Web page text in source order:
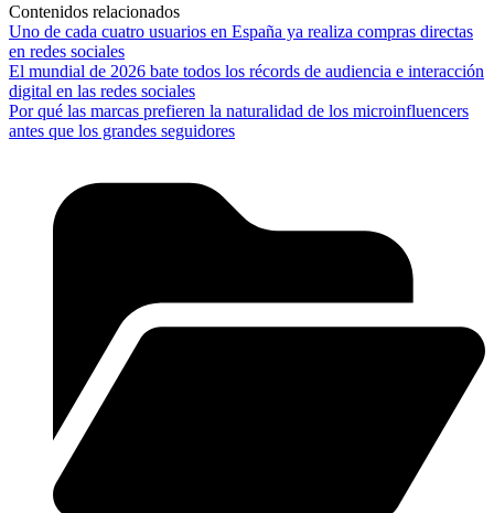
Contenidos relacionados
Uno de cada cuatro usuarios en España ya realiza compras directas
en redes sociales
El mundial de 2026 bate todos los récords de audiencia e interacción
digital en las redes sociales
Por qué las marcas prefieren la naturalidad de los microinfluencers
antes que los grandes seguidores